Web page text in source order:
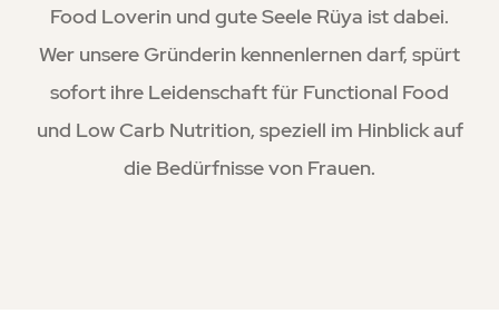
Food Loverin und gute Seele Rüya ist dabei.
Wer unsere Gründerin kennenlernen darf, spürt
sofort ihre Leidenschaft für Functional Food
und Low Carb Nutrition, speziell im Hinblick auf
die Bedürfnisse von Frauen.